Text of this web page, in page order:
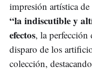
impresión artística
“la indiscutible y
efectos, la perfección
disparo de los
colección,